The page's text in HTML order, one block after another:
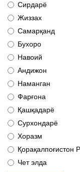
Сирдарё
Жиззах
Самарқанд
Бухоро
Навоий
Андижон
Наманган
Фарғона
Қашқадарё
Сурхондарё
Хоразм
Қорақалпоғистон
Чет элда